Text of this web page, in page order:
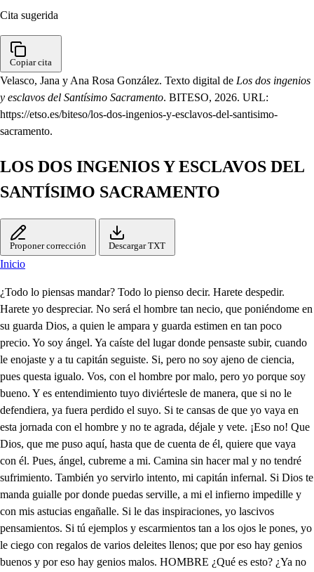
Cita sugerida
Copiar cita
Velasco, Jana y Ana Rosa González. Texto digital de Los dos ingenios
y esclavos del Santísimo Sacramento. BITESO, 2026. URL:
https://etso.es/biteso/los-dos-ingenios-y-esclavos-del-santisimo-
sacramento.
LOS DOS INGENIOS Y ESCLAVOS DEL
SANTÍSIMO SACRAMENTO
Proponer corrección Descargar TXT
Inicio
¿Todo lo piensas mandar? Todo lo pienso decir. Harete despedir. Harete yo despreciar. No será el hombre tan necio, que poniéndome en su guarda Dios, a quien le ampara y guarda estimen en tan poco precio. Yo soy ángel. Ya caíste del lugar donde pensaste subir, cuando le enojaste y a tu capitán seguiste. Si, pero no soy ajeno de ciencia, pues questa igualo. Vos, con el hombre por malo, pero yo porque soy bueno. Y es entendimiento tuyo diviértesle de manera, que si no le defendiera, ya fuera perdido el suyo. Si te cansas de que yo vaya en esta jornada con el hombre y no te agrada, déjale y vete. ¡Eso no! Que Dios, que me puso aquí, hasta que de cuenta de él, quiere que vaya con él. Pues, ángel, cubreme a mi. Camina sin hacer mal y no tendré sufrimiento. También yo servirlo intento, mi capitán infernal. Si Dios te manda guialle por donde puedas serville, a mi el infierno impedille y con mis astucias engañalle. Si le das inspiraciones, yo lascivos pensamientos. Si tú ejemplos y escarmientos tan a los ojos le pones, yo le ciego con regalos de varios deleites llenos; que por eso hay genios buenos y por eso hay genios malos. HOMBRE ¿Qué es esto? ¿Ya no lo ves? Nuestra ordinaria contienda. Yo, intento que ese no te ofenda, que es mi mayor interés. Antes él te ofende a ti, pues que te lleva a perder. Cada día he de entender esta guerra contra mi. Id, por Dios, quedos los dos, pues es breve la jornada. Como quien no dice nada, ganar o perder, adiós. Que descanses del camino en esta ciudad deseo. A lo que en sus muros veo, naturalmente me inclino. Antes no, pues no hay en ella lugar para el alma centro. Entremos, ángel, adentro. Mis genios, vamos a vella. Esta es la ciudad humana Mira el peligro en que estás, pues a la celeste vas. Esta es Gustosa. Es muy vana. Esta es Alegre. Esta es Triste. Esta es Dulce. Esta es Amarga. Que linda carga, y que larga. De tal engaño se viste. Esta plaza es el contento, del regalo es esta calle, por aquí bajan al valle del dulce entretenimiento. Aquella es la platería, de oro, de mocedad, aquí venden brevedad, hermosura y gallardía; aquí están los mercaderes de los placeres mundanos. Sí, pero todos son vanos. En efecto, son placeres. Aquí es la conversación de los ociosos, aquí hablan de otro y de sí. Dulce es la murmuración. Antes amarga a la vida, pues a tantos desgobierna y malo para la eterna. Que siempre aqueste me impida. Más, que en aquesta ciudad no le enseñas nobles calles, que no es posible que calles. He de callar la verdad. Calle de Santa María, de San Pablo y Santiago. No hay aquí sino el estrago de engaño y alevosía; más que no hay puerta del Sol con cuya lave su engaño, ni calle del desengaño. No hay en el mundo crisol como tu genio y el mío, que apure todas las cosas. Mira estas calles hermosas y las del libre albedrío. Es ansí que dios te dio, porque con tu libertad, sigas al bien. Es verdad, y esa voy buscando yo. Pues, ¿cómo vas por aquí? ¡Oh, que gallardo palacio! Hombre, mírale despacio. Que hermosura tiene en sí. A la gran Babilonia todos se rindan, pues en vaso de oro beben y brindan. Hombres, bien podéis llegar. No llegues, que aqueste vino te pondrá en el desatino que a tantos suele cegar. La gran Babilonia es esta, sobre su silla sentada. Bebe, y no se te de nada, goza de tan dulce fiesta, brindale, amigo Apetito. ¡Brindis hombre!, haz la razón. De los que aquí están ¿quién son? ¿Ya no ves su nombre escrito? Blasfemia es, ¿no lo ves? Los que cantan son amigos, que, desta gloria testigos, quieren que parte les des. Aquel es la Juventud, este el Deleite se llama. ¿Queréis, bellísima dama, brindarme a vuestra salud? Guárdate de hechizos. Bebe. Bebe y bebamos los dos. Tan presto olvidas a Dios. Déjame que el vaso pruebe. (bebe) Dulce licor. ¡Estremado! Sin seso de verle estoy. Con vos por paje me voy. Vente, Apetito, a mi lado. Quien bebe del vaso de mis deleites, no se busque a sí mismo cuando recuerde. Buen lance habemos echado, la jornada va perdida, pues, si erráis la de la vida, hombre, quedaréis burlado. Yo, que soy vuestro cuidado, queréis que me quede atrás. Hola, Temor, ¿dónde estás? Más, si los criados buenos no se echan en casa menos, ¿de qué sirve servir más? Desde edad de discreción comenzamos la jornada de vida, que, para amada, que tales sus cosos son. Y, aunque con la espiración, el buen genio le previno del peligro del camino, al hombre con su regalo ha podido tanto el malo que sigue su desatino. No se que tengo de hacer, que si aborrece mi nombre, para remediar al hombre no me querrá hablar ni ver. Aquí debe de tener esta noche la posada, no quedará mal pagada si con el alma lo queda; rica y preciosa moneda, con normas de Dios sellada. Altamente descansé. Lindos regalos había. Bravamente se bebía. ¿Haste holgado? Si, al afán. No hemos topado posada de tanto gusto como esta; todo era música y fiesta, mesa y cama regalada. Contento vas, Apetito. ¡Qué triste está el ángel Bueno! Es este camino ajeno del bien que te solicito. He de dar cuenta de ti y en tristézcome de verte ya caminando a la muerte. Y yo te lo digo ansí. ¿Quién eres? ¿Ya se te olvida de aquel tu antiguo criado? ¡Oh, Cuidado! Voy caminando a la vida. (ruido dentro de locos) Mal genio, ¿qué casa es esta? Esta es casa del engaño. ¿Qué grita? y, ¡qué ruido extraño! El nombre lo manifiesta. Es un hospital de locos del Mundo; entrémosle a ver. Hospital es menester. Si, que los cuerdos son pocos. y vino, locos que hacen los cinco bandoleros de a la Ni una palabra han de hablar cuando haya gente de fuera. Callad, Mundo, que muy poco fuera de casa se queda. Cual, que desnudo o descalzo, que la religión profesa. no viene a vuestro hospital por lo mucho que os desprecia. Que, en los demás en que he estado, no hallareis la vida enferma de vuestra locura, Mundo. Que digo que das las lenguas, que habrá azote que levante la roncha de vara y media. Yo, a lo mejor que do estoy, no hay hombre que os obedezca como el Juego. Siempre, Juego, fue notable tu obediencia. Pues de mi no decís nada, que mi bolson es mi lema, a este adoro, a este regalo. Y, ¿quien como yo se precia de seros, padre, obediente? Señor maestro, aquí llega el hombre que va camino de aquesta vida a la eterna. Va descubriendo las cosas de mayor contento vuestras, y, esta cosa del engaño despacio quisiera verla. Habladle, de que viene rico de sentidos y potencias; que no dejará de daros algo que serviros pueda. Seáis, señor, bienvenido. ¡Oh, Mundo! Y enhorabuena; vengais a vuestro hospital ¿qué mandáis? ¿Qué gente es esta? Aquel loco es la Ambición, que aquella escala de cuerda anda poniendo a los vientos. Difíciles pasos trueca desde un oficio a otro oficio. ¿En qué consiste su tema? En que cuanto más alcanza de ninguno se contenta. ¿Quién es aquella mujer que en el espejo contempla su rostro? Vana hermosura, que, con notable soberbia, se viste, enriquece en joya, se lava, pule y afeita para hacer idolatrar mil ignorantes en ella. El que abraza aquel bolsón y le regala y le besa es la avaricia, este loco da en adquirir grande hacienda, que guardaba con mil llaves, a él, ni a nadie aprovecha. Aprovechará en su muerte a quién tocare su hacienda y él pagara en el infierno el no haber dado a su puerta limosna al hombre. Aquel loco. que la bajara voltea, es el Juego, este cuitado de noche y de día juega con tan gran desasosiego que sigan hasta que pierda. Vuelve a jugar, y, si pierde, por ganar vuelve a su tema. Cobra mil enfermedades por no alzarse de una mesa, y, últimamente ha perdido al tiempo, aunque mis riquezas hubiese ganado todas cuanto, y más, que todos medran. ¿Quién es aquel tan furioso? Este no hay hombre que duerma ni coma y aunque le atemos de mil cadenas se suelta. Es la venganza del mundo que anda por montes y cuerdas tanto que en los ignorantes de los culpados le venga. Con esta escala sí quiero que hasta los cielos petentra tengo de subir y hurtalles su sol, su luna y estrellas. ¡Oh la de Luzbel! Soy hijo que me ha engendrado y me engendra; hermano soy de Demenbrot, armas son de mi nobleza la torre de Babilonia. Afuera, teneos, afuera, que si soy fuego no habrá quien no me llore o me tema. Bueno es que diga Dios que, a sola su mano inmensa, remita yo mis venganzas. Hízolo de esa manera, yo al matando a masas (Mirándose en el espejo) No soy por extremo bella ¡ay Betsabé! como yo, hay quien como yo merezca que todo el mundo me adore; que Dina y Tamar pudieran matar ansí aquel Amor con tan divina Belleza. (Abrasa el volcán) Rodó mi alma y vida aunque mil lázaros viera que vinieran a alcanzar las migajas de mi mesa, no diera un cuarto de vos; y si mil veces me enseña en sus brazos Abraham la gloria del pobre abierta, no he de tomar escarmiento que no es posible que tenga sed del agua que le sobra. Bastos me faltan primera. Su genio Fuego. En buena hora. Yo también. Baraja. Espera, ¿qué juego? El quince. Pues vaya. Toma Ambición las primeras. (Dale cartas) Dos reyes son, yo pase pase pero la ambición siempre imagina que reina. Tunia Venganza. ¡Oh, qué bien! (Vase echando cartas) siete bastos buena es esta esta noche a cierto hidalgo daré de palos con ella. Toma. También la espadilla o que cuchillada fuera doy a un bellaco, más quiero. Toma. Un caballo es aquesta. Diez y ocho. Yo pasé, pero el caballo me queda para huir de la justicia a Zaragoza y Valencia. Toma, Avaricia. Siete oros, linda carta. Y cómo buena. Otra el as de oros, también ocho tengo, otra pequeña, tres oros, picas, vengan más. Todas, oros. Todas entran en mi pecho y no me bastan Pues en once no te quedas. No, que siempre quieres más. El seis. Pasaste. Aunque sea perdiéndol